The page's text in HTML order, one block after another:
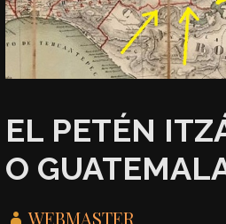
EL PETÉN
O
WEBMASTER